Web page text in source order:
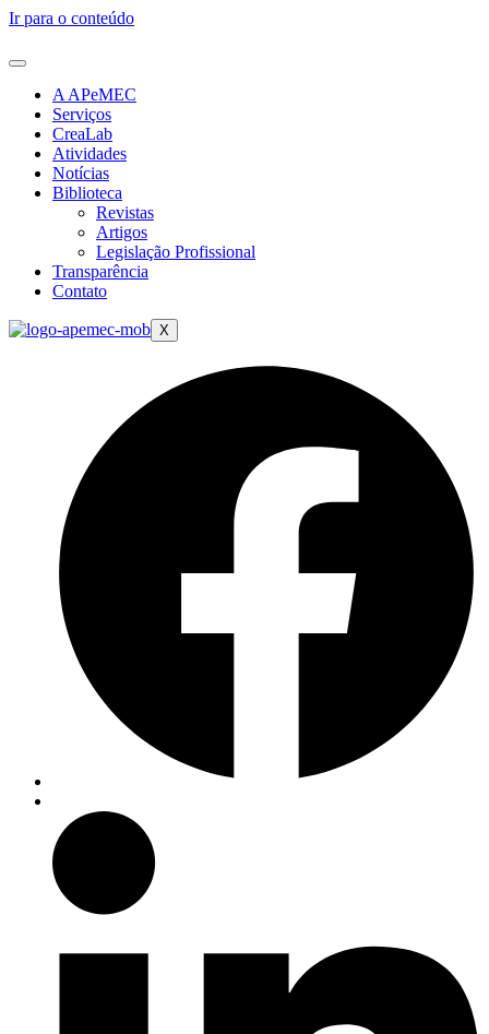
Ir para o conteúdo
A APeMEC
Serviços
CreaLab
Atividades
Notícias
Biblioteca
Revistas
Artigos
Legislação Profissional
Transparência
Contato
X